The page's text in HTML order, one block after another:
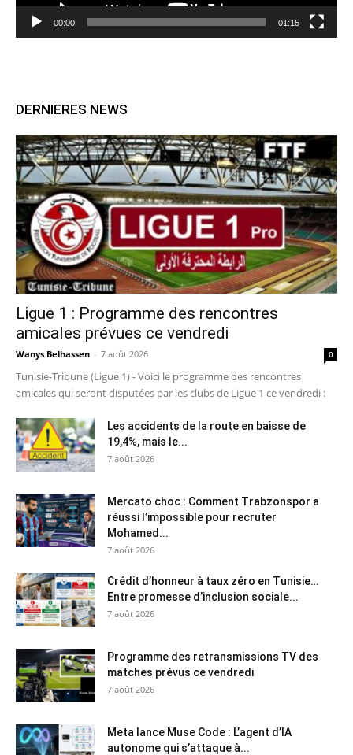
00:00 01:15
DERNIERES NEWS
Ligue 1 : Programme des rencontres
amicales prévues ce vendredi
Wanys Belhassen - 7 août 2026 0
Tunisie-Tribune (Ligue 1) - Voici le programme des rencontres
amicales qui seront disputées par les clubs de Ligue 1 ce vendredi :
Les accidents de la route en baisse de
19,4%, mais le...
7 août 2026
Mercato choc : Comment Trabzonspor a
réussi l’impossible pour recruter
Mohamed...
7 août 2026
Crédit d’honneur à taux zéro en Tunisie…
Entre promesse d’inclusion sociale...
7 août 2026
Programme des retransmissions TV des
matches prévus ce vendredi
7 août 2026
Meta lance Muse Code : L’agent d’IA
autonome qui s’attaque à...